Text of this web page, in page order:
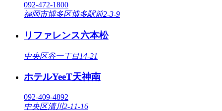
092-472-1800
福岡市博多区博多駅前2-3-9
リファレンス六本松
中央区谷一丁目14-21
ホテルYeeT天神南
092-409-4892
中央区清川2-11-16